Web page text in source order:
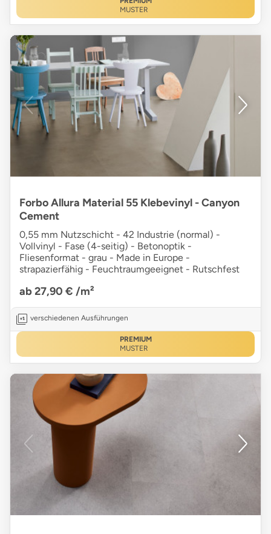
MUSTER
Forbo Allura Material 55 Klebevinyl - Canyon
Cement
0,55 mm Nutzschicht - 42 Industrie (normal) -
Vollvinyl - Fase (4-seitig) - Betonoptik -
Fliesenformat - grau - Made in Europe -
strapazierfähig - Feuchtraumgeeignet - Rutschfest
ab 27,90 € /m²
verschiedenen Ausführungen
PREMIUM
MUSTER